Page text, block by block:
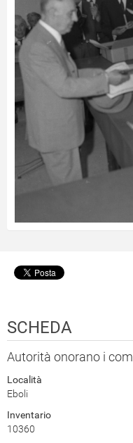
SCHEDA
Autorità onorano i
Località
Eboli
Inventario
10360